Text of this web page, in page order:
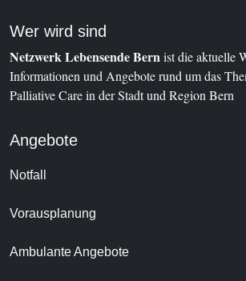
Wer wird sind
Netzwerk Lebensende Bernist die aktuelle
Informationen und Angebote rund um das
Palliative Care in der Stadt und Region Bern
Angebote
Notfall
Vorausplanung
Ambulante Angebote